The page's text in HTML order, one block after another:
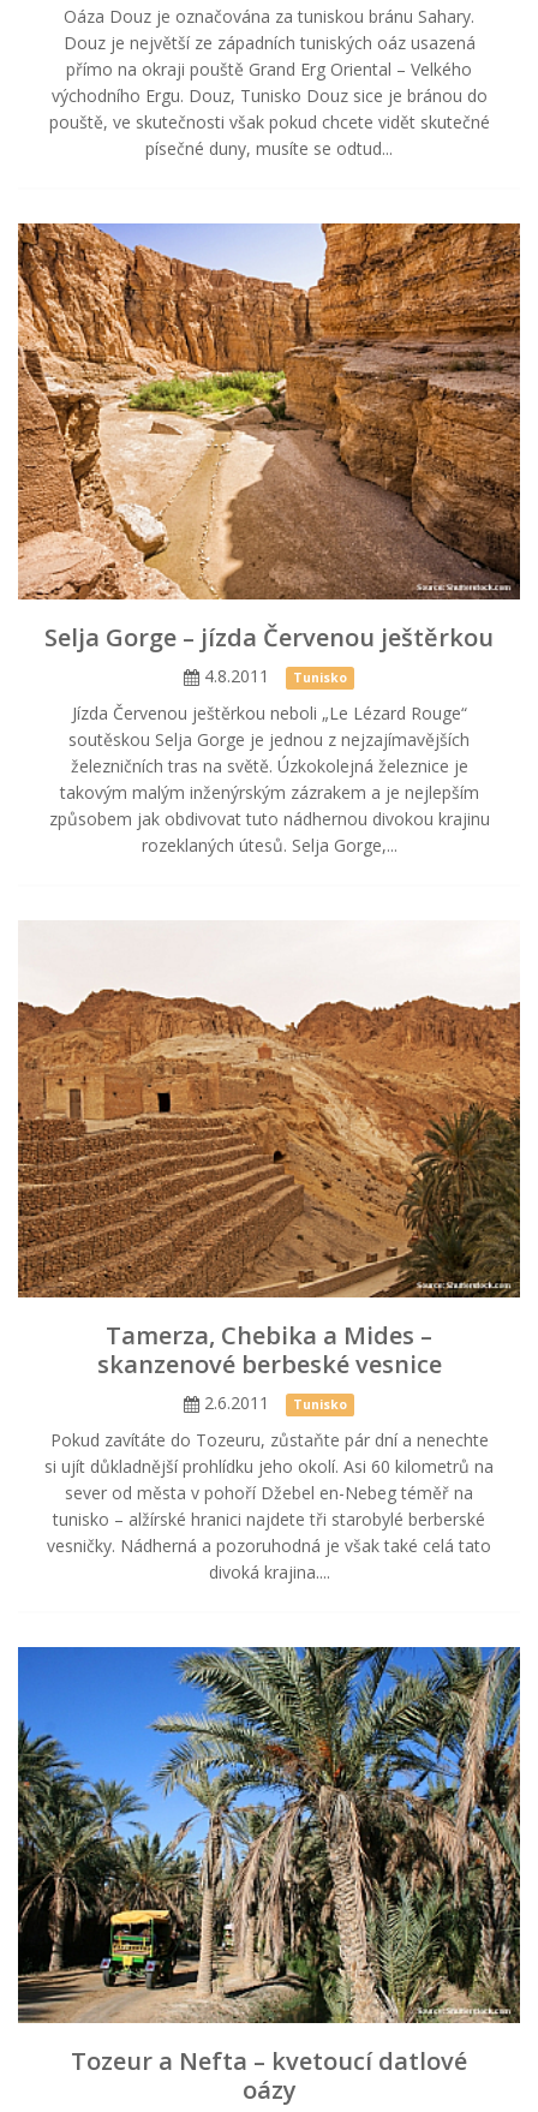
Oáza Douz je označována za tuniskou bránu Sahary.
Douz je největší ze západních tuniských oáz usazená
přímo na okraji pouště Grand Erg Oriental – Velkého
východního Ergu. Douz, Tunisko Douz sice je bránou do
pouště, ve skutečnosti však pokud chcete vidět skutečné
písečné duny, musíte se odtud...
Selja Gorge – jízda Červenou ještěrkou
4.8.2011 Tunisko
Jízda Červenou ještěrkou neboli „Le Lézard Rouge“
soutěskou Selja Gorge je jednou z nejzajímavějších
železničních tras na světě. Úzkokolejná železnice je
takovým malým inženýrským zázrakem a je nejlepším
způsobem jak obdivovat tuto nádhernou divokou krajinu
rozeklaných útesů. Selja Gorge,...
Tamerza, Chebika a Mides –
skanzenové berbeské vesnice
2.6.2011 Tunisko
Pokud zavítáte do Tozeuru, zůstaňte pár dní a nenechte
si ujít důkladnější prohlídku jeho okolí. Asi 60 kilometrů na
sever od města v pohoří Džebel en-Nebeg téměř na
tunisko – alžírské hranici najdete tři starobylé berberské
vesničky. Nádherná a pozoruhodná je však také celá tato
divoká krajina....
Tozeur a Nefta – kvetoucí datlové
oázy